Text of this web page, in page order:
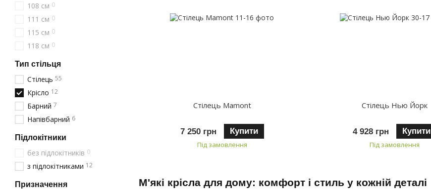
М'які крісла для дому: комфорт і стиль у кожній деталі
Стілець Mamont
7 250 грн Купити
Під замовлення
Стілець Нью Йорк
4 928 грн Купити
Під замовлення
108 см 0
111 см 0
115 см 0
118 см 0
Тип стільця
Стілець 55
Крісло 12
Барний 7
Напівбарний 6
Підлокітники
без підлокітників 0
з підлокітниками 12
Призначення